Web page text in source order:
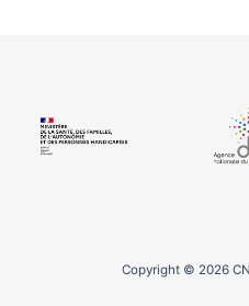
Copyright © 2026